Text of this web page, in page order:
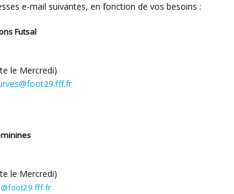
e-mail suivantes, en fonction de vos besoins :
Futsal
le Mercredi)
le Mercredi)